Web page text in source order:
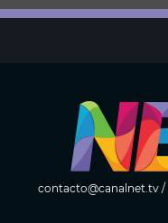
contacto@canalnet.tv/